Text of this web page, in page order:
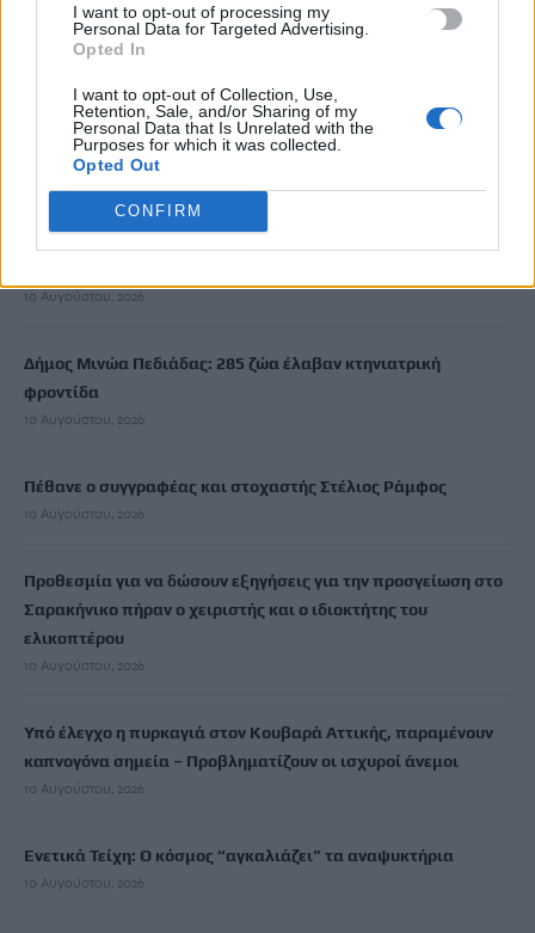
I want to opt-out of processing my
Personal Data for Targeted Advertising.
Opted In
I want to opt-out of Collection, Use,
Retention, Sale, and/or Sharing of my
Personal Data that Is Unrelated with the
Purposes for which it was collected.
Opted Out
CONFIRM
Με τι καιρό θα γιορτάσουμε τον Δεκαπενταύγουστο
10 Αυγούστου, 2026
«Συγγνώμη που δεν κατάφερα να σε προστατεύσω»: Η
ανάρτηση της Αφροδίτης Νέστορα για τη μητέρα της
10 Αυγούστου, 2026
10 Αυγούστου, 2026
Δήμος Μινώα Πεδιάδας: 285 ζώα έλαβαν κτηνιατρική
φροντίδα
10 Αυγούστου, 2026
Πέθανε ο συγγραφέας και στοχαστής Στέλιος Ράμφος
10 Αυγούστου, 2026
Προθεσμία για να δώσουν εξηγήσεις για την προσγείωση στο
Σαρακήνικο πήραν ο χειριστής και ο ιδιοκτήτης του
ελικοπτέρου
10 Αυγούστου, 2026
Υπό έλεγχο η πυρκαγιά στον Κουβαρά Αττικής, παραμένουν
καπνογόνα σημεία – Προβληματίζουν οι ισχυροί άνεμοι
10 Αυγούστου, 2026
Ενετικά Τείχη: Ο κόσμος “αγκαλιάζει” τα αναψυκτήρια
10 Αυγούστου, 2026